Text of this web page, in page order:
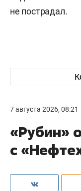
не пострадал.
7 августа 2026, 08:21
«Рубин»
с